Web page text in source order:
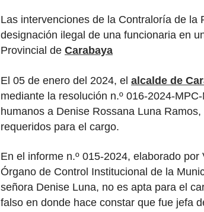
Las intervenciones de la Contraloría de la
designación ilegal de una funcionaria en
Provincial de Carabaya
El 05 de enero del 2024, el alcalde de
mediante la resolución n.º 016-2024-
humanos a Denise Rossana Luna
requeridos para el cargo.
En el informe n.º 015-2024, elaborado
Órgano de Control Institucional de la
señora Denise Luna, no es apta para el
falso en donde hace constar que fue jefa